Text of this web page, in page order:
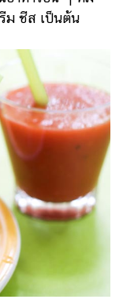
ม ชีส เป็นต้น